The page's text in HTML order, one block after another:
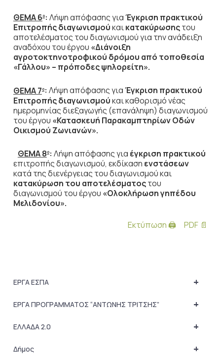
ΘΕΜΑ 6ο: Λήψη απόφασης γιαΈγκριση πρακτικού
Επιτροπήςδιαγωνισμούκαικατακύρωσηςτου
αποτελέσματος του διαγωνισμού για την ανάδειξη
αναδόχου του έργου «Διάνοιξη
αγροτοκτηνοτροφικού δρόμου από τοποθεσία
«Γάλλου» – πρόποδες ψηλορείτη».
ΘΕΜΑ 7ο: Λήψη απόφασης γιαΈγκριση πρακτικού
Επιτροπήςδιαγωνισμούκαι καθορισμό νέας
ημερομηνίας διεξαγωγής (επανάληψη) διαγωνισμού
του έργου «Κατασκευή Παρακαμπτηρίων Οδών
Οικισμού Ζωνιανών».
ΘΕΜΑ 8ο: Λήψη απόφασης για έγκριση πρακτικού
επιτροπής διαγωνισμού, εκδίκαση ενστάσεων
κατά της διενέργειας του διαγωνισμού και
κατακύρωση του αποτελέσματοςτου
διαγωνισμού του έργου «Ολοκλήρωση γηπέδου
Μελιδονίου».
Εκτύπωση 🖨
PDF 📄
+
ΕΡΓΑ ΕΣΠΑ
+
ΕΡΓΑ ΠΡΟΓΡΑΜΜΑΤΟΣ “ΑΝΤΩΝΗΣ ΤΡΙΤΣΗΣ”
+
ΕΛΛΑΔΑ 2.0
+
Δήμος